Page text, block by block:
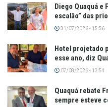
Diego Quaquá e
escalão” das
31/07/2026 - 15:56
Hotel projetado
esse ano, diz
07/08/2026 - 13:54
Quaquá rebate
sempre esteve